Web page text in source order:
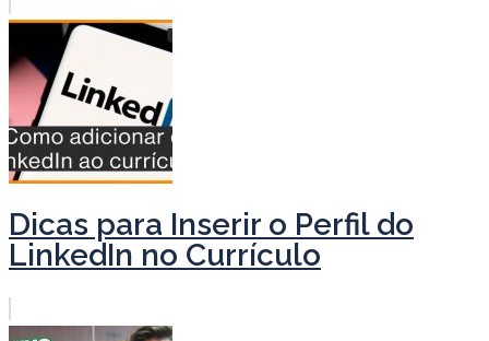
Dicas para Inserir o Perfil do
LinkedIn no Currículo